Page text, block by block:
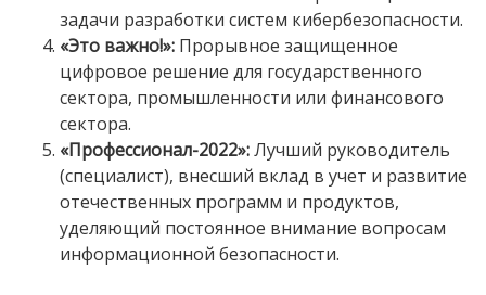
задачи разработки систем кибербезопасности.
«Это важно!»: Прорывное защищенное
цифровое решение для государственного
сектора, промышленности или финансового
сектора.
«Профессионал-2022»:Лучший руководитель
(специалист), внесший вклад в учет и развитие
отечественных программ и продуктов,
уделяющий постоянное внимание вопросам
информационной безопасности.